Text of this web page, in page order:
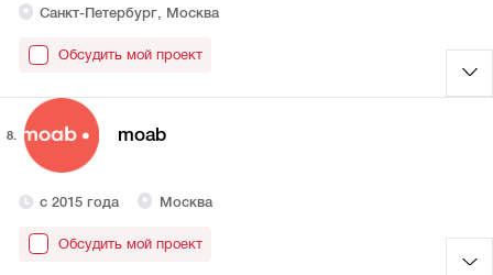
Санкт-Петербург, Москва
Обсудить мой проект
8. moab
с 2015 года Москва
Обсудить мой проект